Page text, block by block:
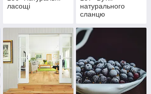
ласощі
натурального
сланцю